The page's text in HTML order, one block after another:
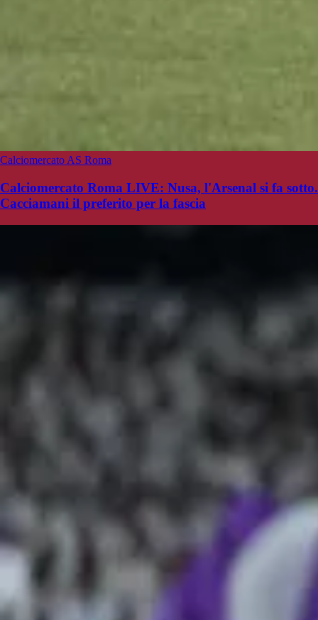
Calciomercato AS Roma
Calciomercato Roma LIVE: Nusa, l'Arsenal si fa sotto.
Cacciamani il preferito per la fascia